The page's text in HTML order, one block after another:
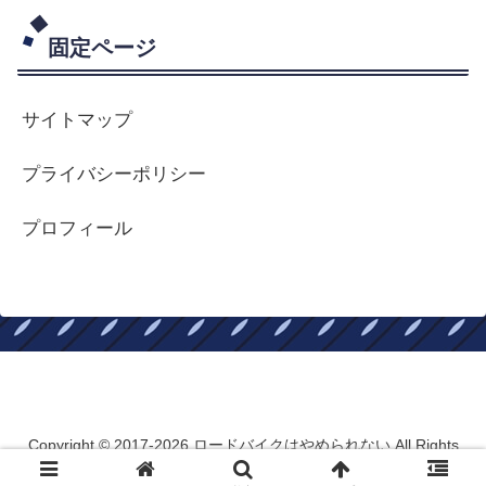
固定ページ
サイトマップ
プライバシーポリシー
プロフィール
Copyright © 2017-2026 ロードバイクはやめられない All Rights
Reserved.